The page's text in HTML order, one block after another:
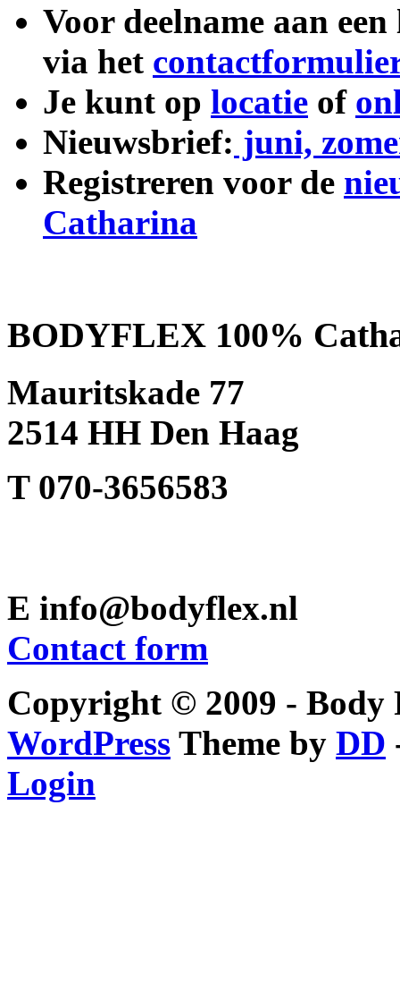
Voor deelname aan
via het
Je kunt op locatie of
Nieuwsbrief: juni,
Registreren voor de
Catharina
BODYFLEX 100%
Mauritskade 77
2514 HH Den Haag
T 070-3656583
E info@bodyflex.nl
Contact form
Copyright © 2009 - Body
WordPress Theme by DD
Login